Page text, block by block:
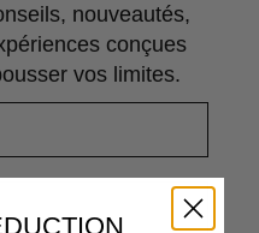
nouveautés,
conçues
vos limites.